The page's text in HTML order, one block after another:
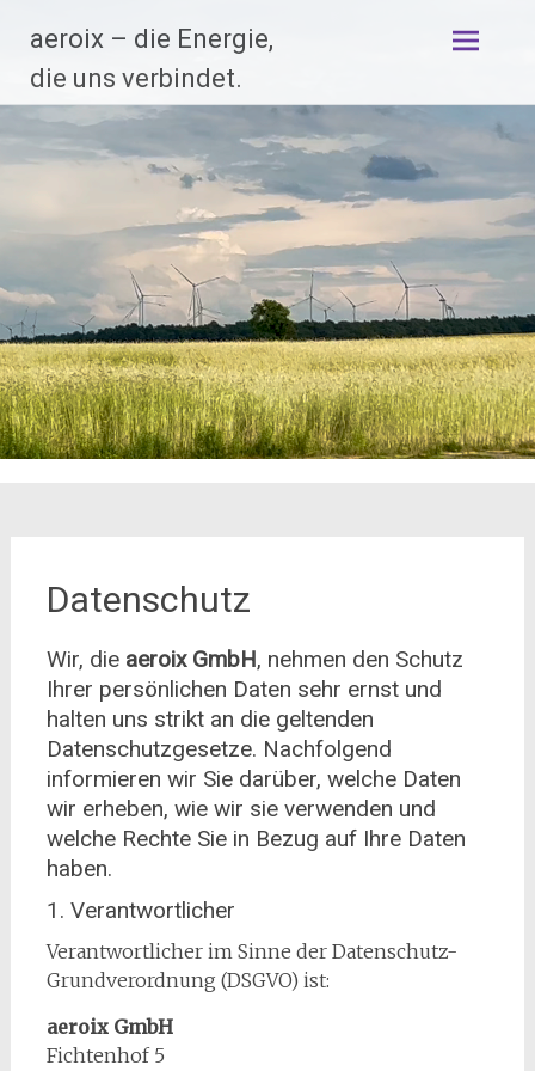
Inhalt
springen
aeroix – die Energie,
die uns verbindet.
Datenschutz
Wir, die aeroix GmbH, nehmen den Schutz
Ihrer persönlichen Daten sehr ernst und
halten uns strikt an die geltenden
Datenschutzgesetze. Nachfolgend
informieren wir Sie darüber, welche Daten
wir erheben, wie wir sie verwenden und
welche Rechte Sie in Bezug auf Ihre Daten
haben.
1. Verantwortlicher
Verantwortlicher im Sinne der Datenschutz-
Grundverordnung (DSGVO) ist:
aeroix GmbH
Fichtenhof 5